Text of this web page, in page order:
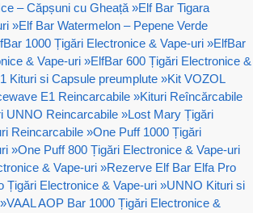
– Căpșuni cu Gheață »Elf Bar Tigara
»Elf Bar Watermelon – Pepene Verde
1000 Țigări Electronice & Vape-uri »ElfBar
& Vape-uri »ElfBar 600 Țigări Electronice &
Kituri si Capsule preumplute »Kit VOZOL
E1 Reincarcabile »Kituri Reîncărcabile
UNNO Reincarcabile »Lost Mary Țigări
Reincarcabile »One Puff 1000 Țigări
»One Puff 800 Țigări Electronice & Vape-uri
& Vape-uri »Rezerve Elf Bar Elfa Pro
Țigări Electronice & Vape-uri »UNNO Kituri si
»VAAL AOP Bar 1000 Țigări Electronice &